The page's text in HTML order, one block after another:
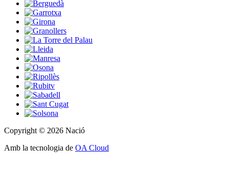
Copyright © 2026 Nació
Amb la tecnologia de OA Cloud